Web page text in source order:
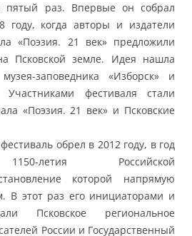
пятый раз. Впервые он собрал
году, когда авторы и издатели
«Поэзия. 21 век» предложили
Псковской земле. Идея нашла
заповедника «Изборск» и
Участниками фестиваля стали
«Поэзия. 21 век» и Псковские
обрел в 2012 году, в год
летия Российской
которой напрямую
В этот раз его инициаторами и
Псковское региональное
России и Государственный